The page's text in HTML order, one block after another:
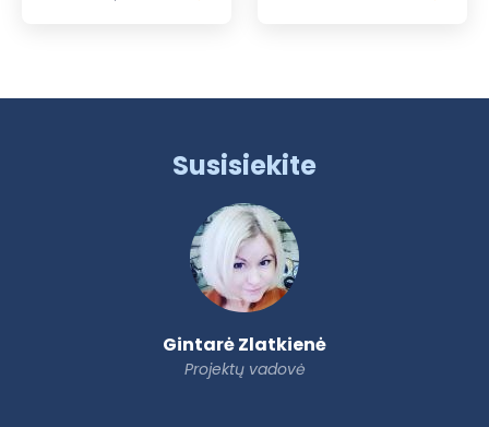
Susisiekite
Gintarė Zlatkienė
Projektų vadovė